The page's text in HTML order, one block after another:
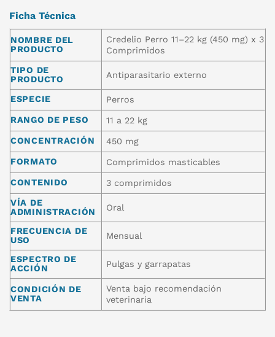
Ficha Técnica
NOMBRE DEL
PRODUCTO
Credelio Perro 11–22 kg (450 mg) x 3
Comprimidos
TIPO DE
PRODUCTO
Antiparasitario externo
ESPECIE Perros
RANGO DE PESO 11 a 22 kg
CONCENTRACIÓN 450 mg
FORMATO Comprimidos masticables
CONTENIDO
3 comprimidos
VÍA DE
ADMINISTRACIÓN
Oral
FRECUENCIA DE
USO
Mensual
ESPECTRO DE
ACCIÓN
Pulgas y garrapatas
CONDICIÓN DE
VENTA
Venta bajo recomendación
veterinaria